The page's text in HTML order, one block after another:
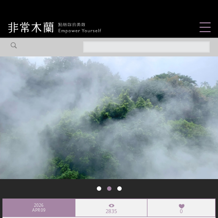
觀點專欄
焦點企劃
社會企業
認識我們
2026
APR 09 2835 0